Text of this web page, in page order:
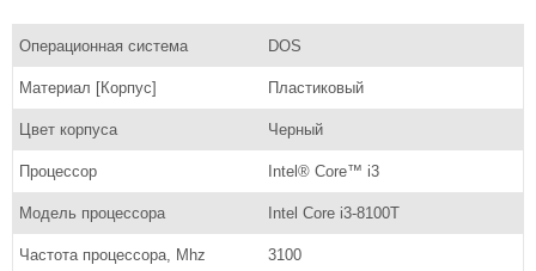
Операционная система DOS
Материал [Корпус] Пластиковый
Цвет корпуса Черный
Процессор Intel® Core™ i3
Модель процессора Intel Core i3-8100T
Частота процессора, Mhz 3100